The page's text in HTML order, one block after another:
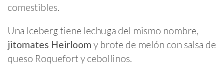
comestibles.
Una Iceberg tiene lechuga del mismo nombre,
jitomates Heirloom y brote de melón con salsa de
queso Roquefort y cebollinos.